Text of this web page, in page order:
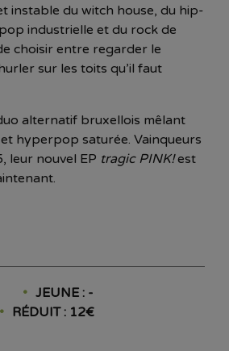
instable du witch house, du hip-
industrielle et du rock de
choisir entre regarder le
sur les toits qu’il faut
alternatif bruxellois mêlant
hyperpop saturée. Vainqueurs
leur nouvel EP tragic PINK!est
JEUNE : -
RÉDUIT : 12€